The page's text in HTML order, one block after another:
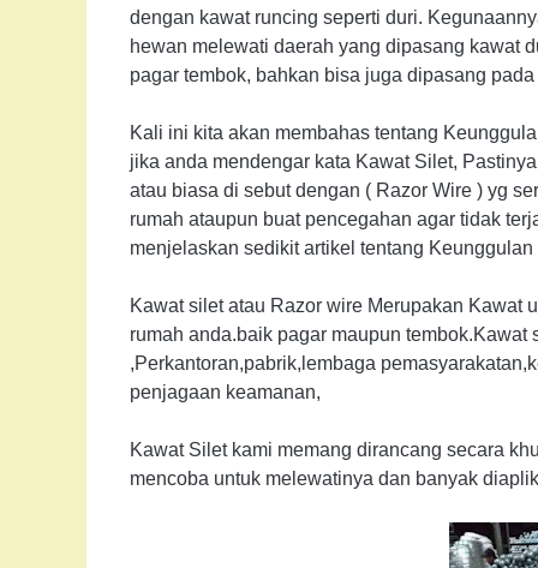
dengan kawat runcing seperti duri.
hewan melewati daerah yang dipasang kawat
pagar tembok, bahkan bisa juga dipasang
Kali ini kita akan membahas tentang
jika anda mendengar kata Kawat Silet,
atau biasa di sebut dengan ( Razor Wire ) yg
rumah ataupun buat pencegahan agar tidak
menjelaskan sedikit artikel tentang
Kawat silet atau Razor wire Merupakan Kawat
rumah anda.baik pagar maupun
,Perkantoran,pabrik,lembaga
penjagaan keamanan,
Kawat Silet kami memang dirancang secara
mencoba untuk melewatinya dan banyak